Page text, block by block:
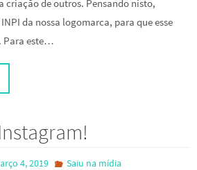
criação de outros. Pensando nisto,
da nossa logomarca, para que esse
Para este…
4, 2019
Saiu na mídia